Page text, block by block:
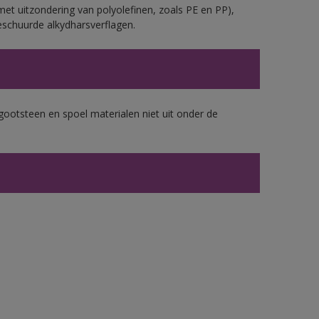
uitzondering van polyolefinen, zoals PE en PP),
alkydharsverflagen.
en spoel materialen niet uit onder de